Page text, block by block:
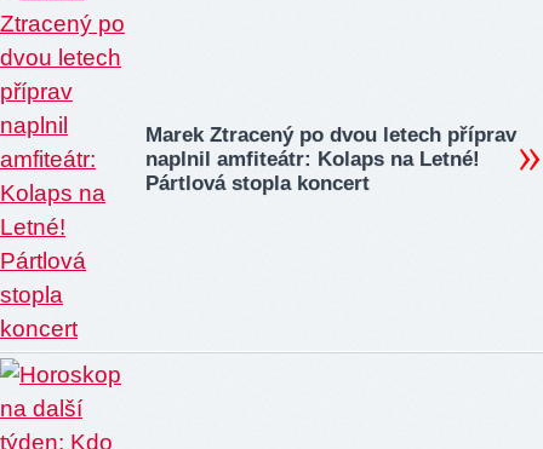
Marek Ztracený po dvou letech příprav
naplnil amfiteátr: Kolaps na Letné!
Pártlová stopla koncert